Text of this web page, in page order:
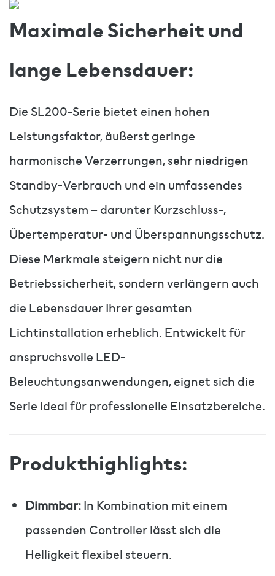
Maximale Sicherheit und
lange Lebensdauer:
Die SL200-Serie bietet einen hohen
Leistungsfaktor, äußerst geringe
harmonische Verzerrungen, sehr niedrigen
Standby-Verbrauch und ein umfassendes
Schutzsystem – darunter Kurzschluss-,
Übertemperatur- und Überspannungsschutz.
Diese Merkmale steigern nicht nur die
Betriebssicherheit, sondern verlängern auch
die Lebensdauer Ihrer gesamten
Lichtinstallation erheblich. Entwickelt für
anspruchsvolle LED-
Beleuchtungsanwendungen, eignet sich die
Serie ideal für professionelle Einsatzbereiche.
Produkthighlights:
Dimmbar:In Kombination mit einem
passenden Controller lässt sich die
Helligkeit flexibel steuern.